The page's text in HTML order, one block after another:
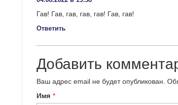
Гав! Гав, гав, гав, гав! Гав, гав!
Ответить
Добавить
Ваш адрес email не будет опубликован.
Имя *